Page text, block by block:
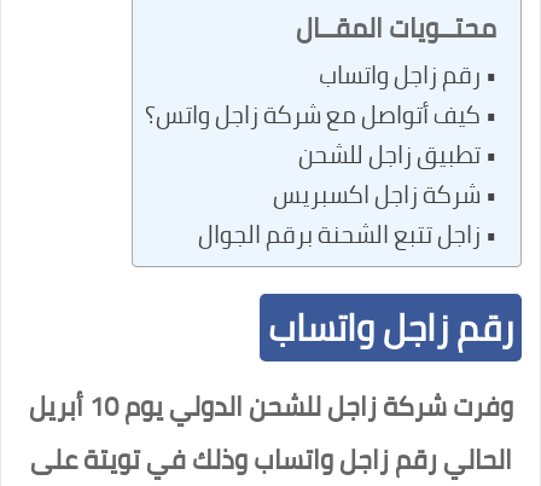
محتــويات المقــال
رقم زاجل واتساب
كيف أتواصل مع شركة زاجل واتس؟
تطبيق زاجل للشحن
شركة زاجل اكسبريس
زاجل تتبع الشحنة برقم الجوال
رقم زاجل واتساب
وفرت شركة زاجل للشحن الدولي يوم 10 أبريل
الحالي رقم زاجل واتساب وذلك في تويتة على